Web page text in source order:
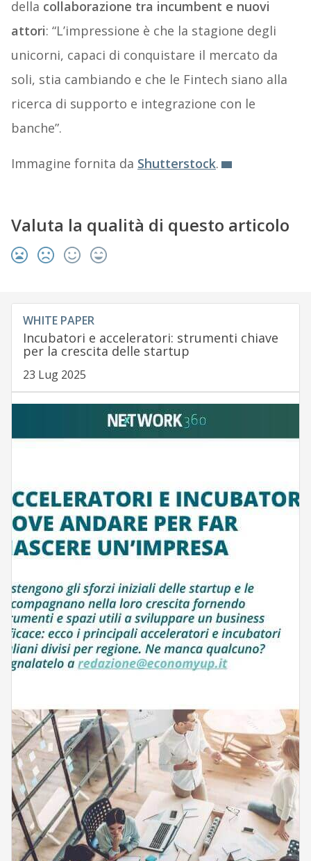
della collaborazione tra incumbent e nuovi
attori: “L’impressione è che la stagione degli
unicorni, capaci di conquistare il mercato da
soli, stia cambiando e che le Fintech siano alla
ricerca di supporto e integrazione con le
banche”.
Immagine fornita da Shutterstock.
Valuta la qualità di questo articolo
WHITE PAPER
Incubatori e acceleratori: strumenti chiave
per la crescita delle startup
23 Lug 2025